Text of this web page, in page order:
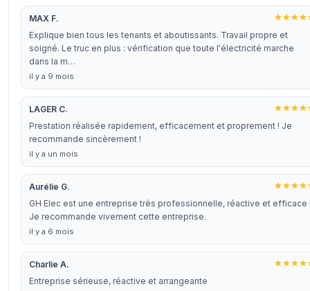
MAX F.
Explique bien tous les tenants et aboutissants. Travail propre et
soigné. Le truc en plus : vérification que toute l'électricité marche
dans la m…
il y a 9 mois
LAGER C.
Prestation réalisée rapidement, efficacement et proprement ! Je
recommande sincèrement !
il y a un mois
Aurélie G.
GH Elec est une entreprise très professionnelle, réactive et efficace
Je recommande vivement cette entreprise.
il y a 6 mois
Charlie A.
Entreprise sérieuse, réactive et arrangeante